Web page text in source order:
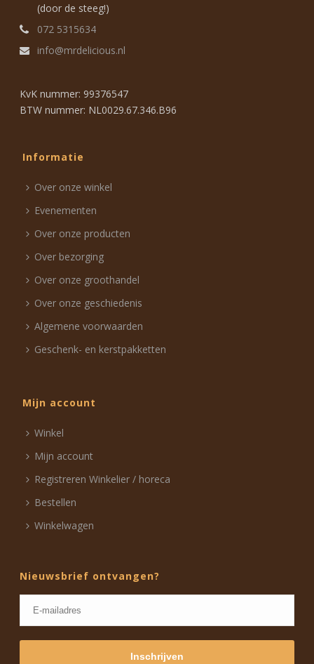
(door de steeg!)
072 5315634
info@mrdelicious.nl
KvK nummer: 99376547
BTW nummer: NL0029.67.346.B96
Informatie
Over onze winkel
Evenementen
Over onze producten
Over bezorging
Over onze groothandel
Over onze geschiedenis
Algemene voorwaarden
Geschenk- en kerstpakketten
Mijn account
Winkel
Mijn account
Registreren Winkelier / horeca
Bestellen
Winkelwagen
Nieuwsbrief ontvangen?